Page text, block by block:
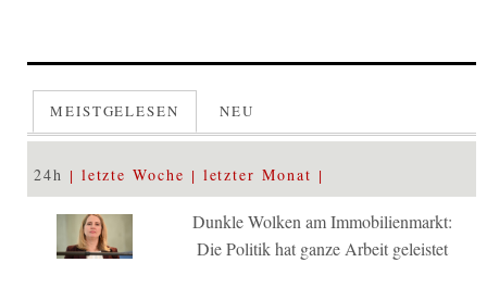
MEISTGELESEN NEU
24h letzte Woche letzter Monat
Dunkle Wolken am Immobilienmarkt:
Die Politik hat ganze Arbeit geleistet